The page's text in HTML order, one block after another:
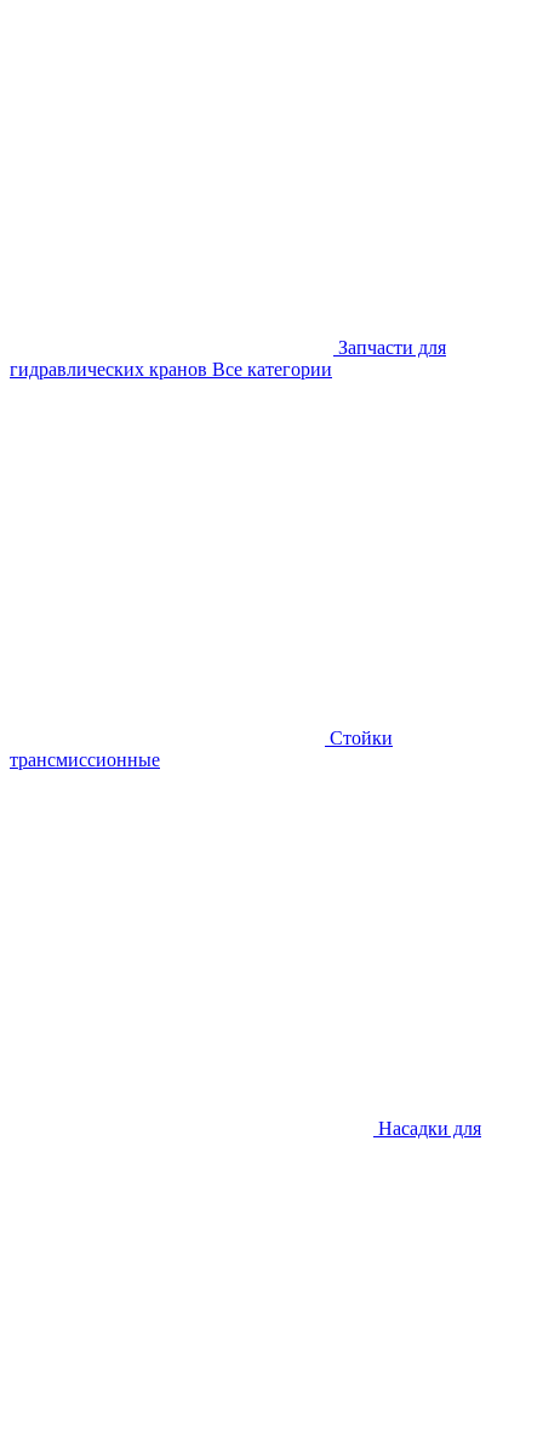
Запчасти для
гидравлических кранов Все категории
Стойки
трансмиссионные
Насадки для